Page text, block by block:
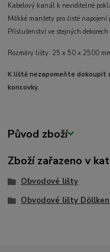
Kabelový kanál k neviditelné
Měkké manžety pro čisté
Příslušenství ve stejných dekorech
Rozměry lišty: 25 x 50 x 2500
K liště nezapomeňte dokoupit
koncovky.
Původ zboží
Zboží zařazeno v
Obvodové lišty
Obvodové lišty